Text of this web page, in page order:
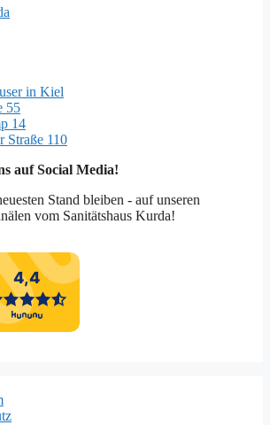
in Kiel
55
14
Straße 110
auf Social Media!
Stand bleiben - auf unseren
vom Sanitätshaus Kurda!